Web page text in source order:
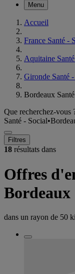
Menu
Accueil
France Santé -
Aquitaine
Gironde Santé
Bordeaux
Que recherchez-vous
Santé - Social•
Filtres
18 résultats dans
Offres
Bordeaux
dans un rayon de 50